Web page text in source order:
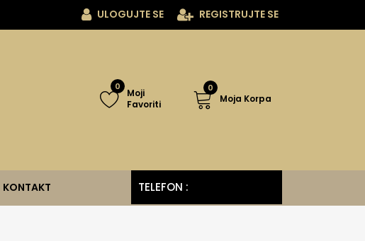
ULOGUJTE SE REGISTRUJTE SE
0
Moji
Favoriti
0
Moja Korpa
KONTAKT TELEFON :